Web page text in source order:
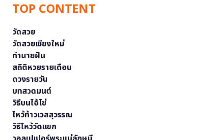
TOP CONTENT
วัดสวย
วัดสวยเชียงใหม่
ทำนายฝัน
สถิติหวยรายเดือน
ดวงรายวัน
บทสวดมนต์
วิธีบนไอ้ไข่
ไหว้ท้าวเวสสุวรรณ
วิธีไหว้วัดแขก